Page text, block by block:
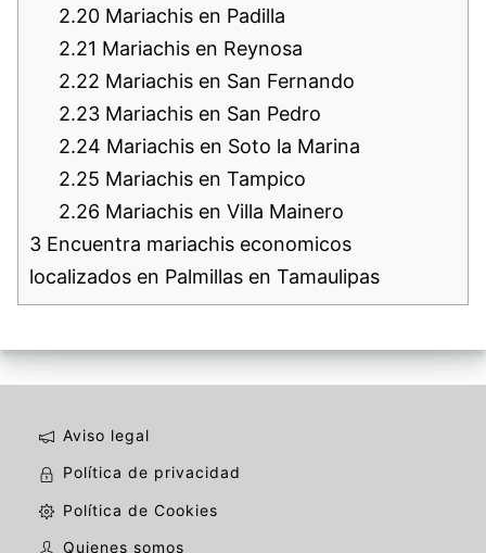
2.20 Mariachis en Padilla
2.21 Mariachis en Reynosa
2.22 Mariachis en San Fernando
2.23 Mariachis en San Pedro
2.24 Mariachis en Soto la Marina
2.25 Mariachis en Tampico
2.26 Mariachis en Villa Mainero
3 Encuentra mariachis economicos
localizados en Palmillas en Tamaulipas
Aviso legal
Política de privacidad
Política de Cookies
Quienes somos